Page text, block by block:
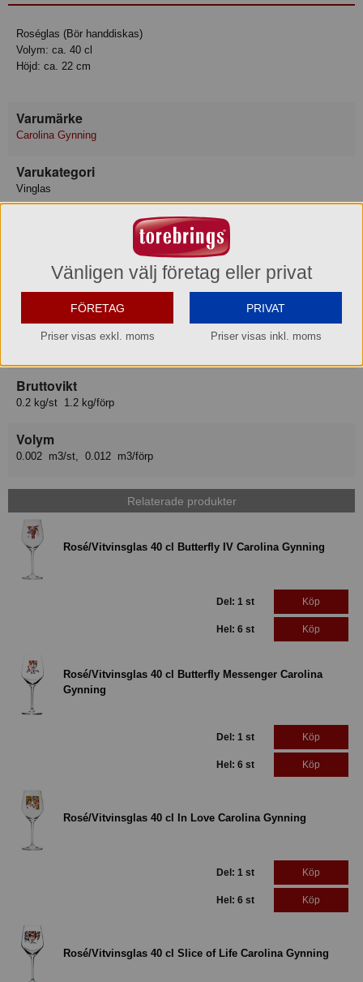
Roséglas (Bör handdiskas)
Volym: ca. 40 cl
Höjd: ca. 22 cm
Varumärke
Carolina Gynning
Varukategori
Vinglas
Lev art nr
666624
EAN del förp
Bruttovikt
0.2 kg/st 1.2 kg/förp
Volym
0.002 m3/st, 0.012 m3/förp
Relaterade produkter
Rosé/Vitvinsglas 40 cl Butterfly IV Carolina Gynning
Del: 1 st Köp
Hel: 6 st Köp
Rosé/Vitvinsglas 40 cl Butterfly Messenger Carolina
Gynning
Del: 1 st Köp
Hel: 6 st Köp
Rosé/Vitvinsglas 40 cl In Love Carolina Gynning
Del: 1 st Köp
Hel: 6 st Köp
Rosé/Vitvinsglas 40 cl Slice of Life Carolina Gynning
Vänligen välj företag eller privat
FÖRETAG
Priser visas exkl. moms
PRIVAT
Priser visas inkl. moms